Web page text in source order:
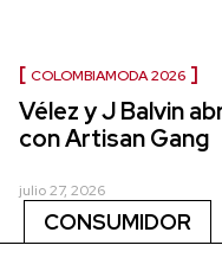
COLOMBIAMODA 2026
Vélez y J Balvin
con Artisan Gang
julio 27, 2026
CONSUMIDOR